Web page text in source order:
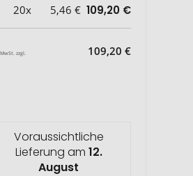
20x 5,46 € 109,20 €
zzgl. 109,20 €
Voraussichtliche
Lieferung am 12.
August